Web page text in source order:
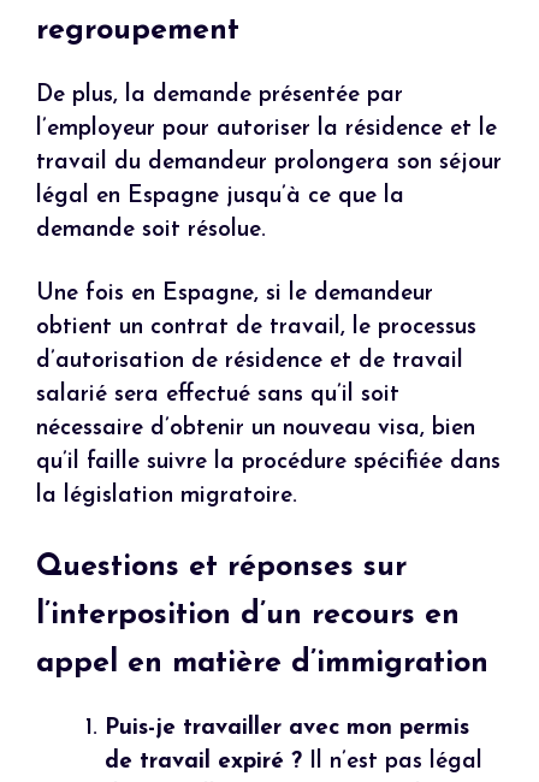
regroupement
De plus, la demande présentée par
l’employeur pour autoriser la résidence et le
travail du demandeur prolongera son séjour
légal en Espagne jusqu’à ce que la
demande soit résolue.
Une fois en Espagne, si le demandeur
obtient un contrat de travail, le processus
d’autorisation de résidence et de travail
salarié sera effectué sans qu’il soit
nécessaire d’obtenir un nouveau visa, bien
qu’il faille suivre la procédure spécifiée dans
la législation migratoire.
Questions et réponses sur
l’interposition d’un recours en
appel en matière d’immigration
Puis-je travailler avec mon permis
de travail expiré ?
Il n’est pas légal